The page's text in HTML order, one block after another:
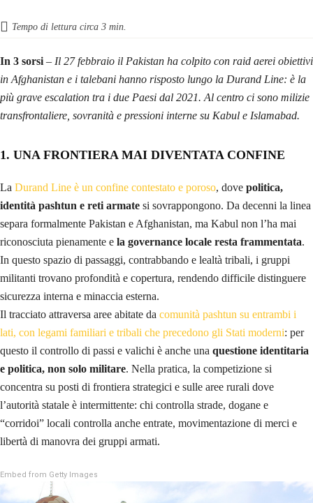
Tempo di lettura circa 3 min.
In 3 sorsi – Il 27 febbraio il Pakistan ha colpito con raid aerei obiettivi
in Afghanistan e i talebani hanno risposto lungo la Durand Line: è la
più grave escalation tra i due Paesi dal 2021. Al centro ci sono milizie
transfrontaliere, sovranità e pressioni interne su Kabul e Islamabad.
1. UNA FRONTIERA MAI DIVENTATA CONFINE
La Durand Line è un confine contestato e poroso, dove politica,
identità pashtun e reti armate si sovrappongono. Da decenni la linea
separa formalmente Pakistan e Afghanistan, ma Kabul non l’ha mai
riconosciuta pienamente e la governance locale resta frammentata.
In questo spazio di passaggi, contrabbando e lealtà tribali, i gruppi
militanti trovano profondità e copertura, rendendo difficile distinguere
sicurezza interna e minaccia esterna.
Il tracciato attraversa aree abitate da comunità pashtun su entrambi i
lati, con legami familiari e tribali che precedono gli Stati moderni: per
questo il controllo di passi e valichi è anche una questione identitaria
e politica, non solo militare. Nella pratica, la competizione si
concentra su posti di frontiera strategici e sulle aree rurali dove
l’autorità statale è intermittente: chi controlla strade, dogane e
“corridoi” locali controlla anche entrate, movimentazione di merci e
libertà di manovra dei gruppi armati.
Embed from Getty Images